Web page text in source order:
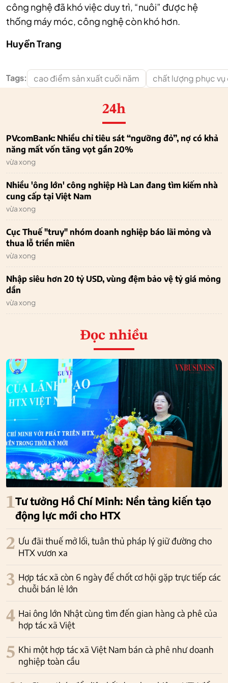
công nghệ đã khó việc duy trì, “nuôi” được hệ
thống máy móc, công nghệ còn khó hơn.
Huyền Trang
Tags: cao điểm sản xuất cuối năm chất lượng phục vụ
24h
PVcomBank: Nhiều chỉ tiêu sát “ngưỡng đỏ”, nợ có khả
năng mất vốn tăng vọt gần 20%
vừa xong
Nhiều 'ông lớn' công nghiệp Hà Lan đang tìm kiếm nhà
cung cấp tại Việt Nam
vừa xong
Cục Thuế "truy" nhóm doanh nghiệp báo lãi mỏng và
thua lỗ triền miên
vừa xong
Nhập siêu hơn 20 tỷ USD, vùng đệm bảo vệ tỷ giá mỏng
dần
vừa xong
Đọc nhiều
1Tư tưởng Hồ Chí Minh: Nền tảng kiến tạo
động lực mới cho HTX
2 Ưu đãi thuế mở lối, tuân thủ pháp lý giữ đường cho
HTX vươn xa
3 Hợp tác xã còn 6 ngày để chốt cơ hội gặp trực tiếp các
chuỗi bán lẻ lớn
4 Hai ông lớn Nhật cùng tìm đến gian hàng cà phê của
hợp tác xã Việt
5 Khi một hợp tác xã Việt Nam bán cà phê như doanh
nghiệp toàn cầu